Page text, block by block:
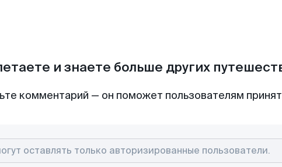
и знаете больше других
комментарий — он поможет пользователям